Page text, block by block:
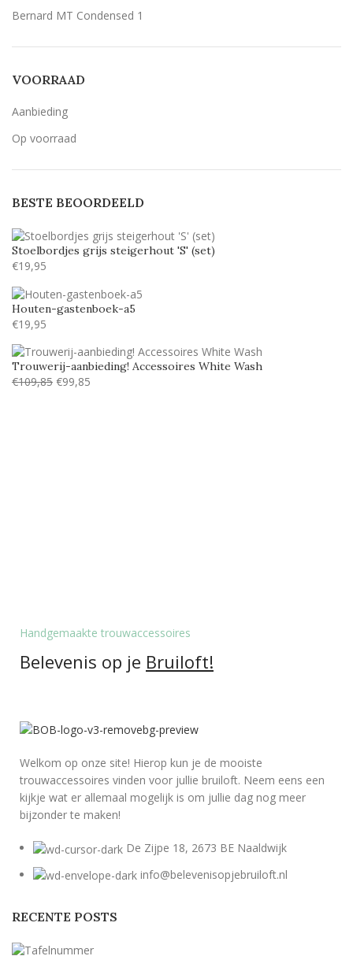
Bernard MT Condensed 1
Geen belettering
Lavenderia
Lucida handwriting 6
Monotype corosiva
Stea 1
Stencil
Tamarillo JF 5
VOORRAAD
Aanbieding
Op voorraad
BESTE BEOORDEELD
Stoelbordjes grijs steigerhout 'S' (set)
€19,95
Houten-gastenboek-a5
€19,95
Trouwerij-aanbieding! Accessoires White Wash
€109,85 €99,85
Handgemaakte trouwaccessoires
Belevenis op je Bruiloft!
Welkom op onze site! Hierop kun je de mooiste
trouwaccessoires vinden voor jullie bruiloft. Neem eens een
kijkje wat er allemaal mogelijk is om jullie dag nog meer
bijzonder te maken!
De Zijpe 18, 2673 BE Naaldwijk
info@belevenisopjebruiloft.nl
RECENTE POSTS